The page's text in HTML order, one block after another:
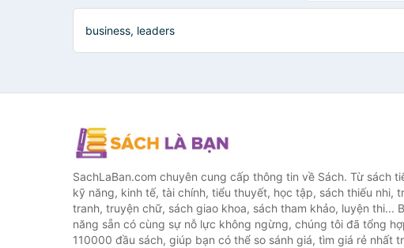
business, leaders
SachLaBan.com chuyên cung cấp thông tin về Sách. Từ sách
kỹ năng, kinh tế, tài chính, tiểu thuyết, học tập, sách thiếu nhi,
tranh, truyện chữ, sách giao khoa, sách tham khảo, luyện thi...
năng sẵn có cùng sự nỗ lực không ngừng, chúng tôi đã tổng
110000 đầu sách, giúp bạn có thể so sánh giá, tìm giá rẻ nhất